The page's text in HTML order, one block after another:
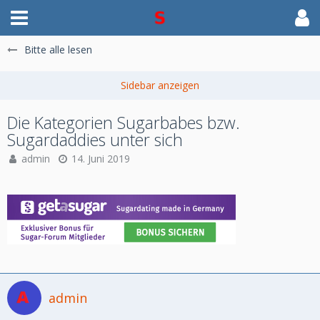
Bitte alle lesen
Die Kategorien Sugarbabes bzw.
Sugardaddies unter sich
admin 14. Juni 2019
admin